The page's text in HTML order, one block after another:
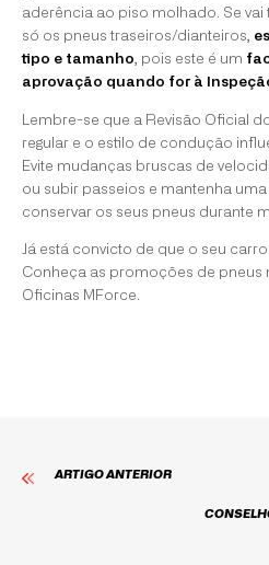
aderência ao piso molhado. Se
só os pneus traseiros/dianteiros,
tipo e tamanho, pois este é um
aprovação quando for à
Lembre-se que a Revisão Oficial
regular e o estilo de condução
Evite mudanças bruscas de
ou subir passeios e mantenha
conservar os seus pneus durante
Já está convicto de que o seu
Conheça as promoções de pneus
Oficinas MForce.
ARTIGO ANTERIOR